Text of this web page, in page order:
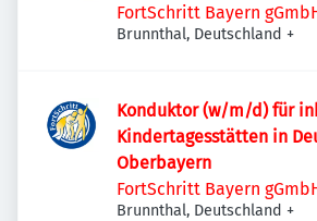
FortSchritt Bayern
Brunnthal, Deutschland +
Konduktor (w/m/d) für
Kindertagesstätten in
Oberbayern
FortSchritt Bayern
Brunnthal, Deutschland +